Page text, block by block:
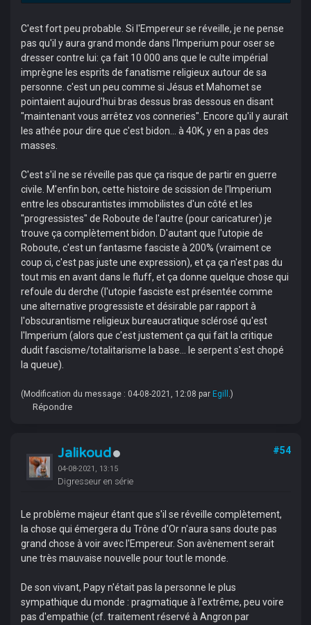
C'est fort peu probable. Si l'Empereur se réveille, je ne pense
pas qu'il y aura grand monde dans l'Imperium pour oser se
dresser contre lui: ça fait 10 000 ans que le culte impérial
imprègne les esprits de fanatisme religieux autour de sa
personne. c'est un peu comme si Jésus et Mahomet se
pointaient aujourd'hui bras dessus bras dessous en disant
"maintenant vous arrêtez vos conneries". Encore qu'il y aurait
les athée pour dire que c'est bidon... à 40K, y en a pas des
masses.
C'est s'il ne se réveille pas que ça risque de partir en guerre
civile. M'enfin bon, cette histoire de scission de l'Imperium
entre les obscurantistes immobilistes d'un côté et les
"progressistes" de Roboute de l'autre (pour caricaturer) je
trouve ça complètement bidon. D'autant que l'utopie de
Roboute, c'est un fantasme fasciste à 200% (vraiment ce
coup ci, c'est pas juste une expression), et ça ça n'est pas du
tout mis en avant dans le fluff, et ça donne quelque chose qui
refoule du derche (l'utopie fasciste est présentée comme
une alternative progressiste et désirable par rapport à
l'obscurantisme religieux bureaucratique sclérosé qu'est
l'Imperium (alors que c'est justement ça qui fait la critique
dudit fascisme/totalitarisme la base... le serpent s'est chopé
la queue).
(Modification du message : 04-08-2021, 12:08 par Egill .)
Répondre
Jalikoud
04-08-2021, 13:15
Digresseur en série
#54
Le problème majeur étant que s'il se réveille complètement,
la chose qui émergera du Trône d'Or n'aura sans doute pas
grand chose à voir avec l'Empereur. Son avènement serait
une très mauvaise nouvelle pour tout le monde.
De son vivant, Papy n'était pas la personne le plus
sympathique du monde : pragmatique à l'extrême, peu voire
pas d'empathie (cf. traitement réservé à Angron par